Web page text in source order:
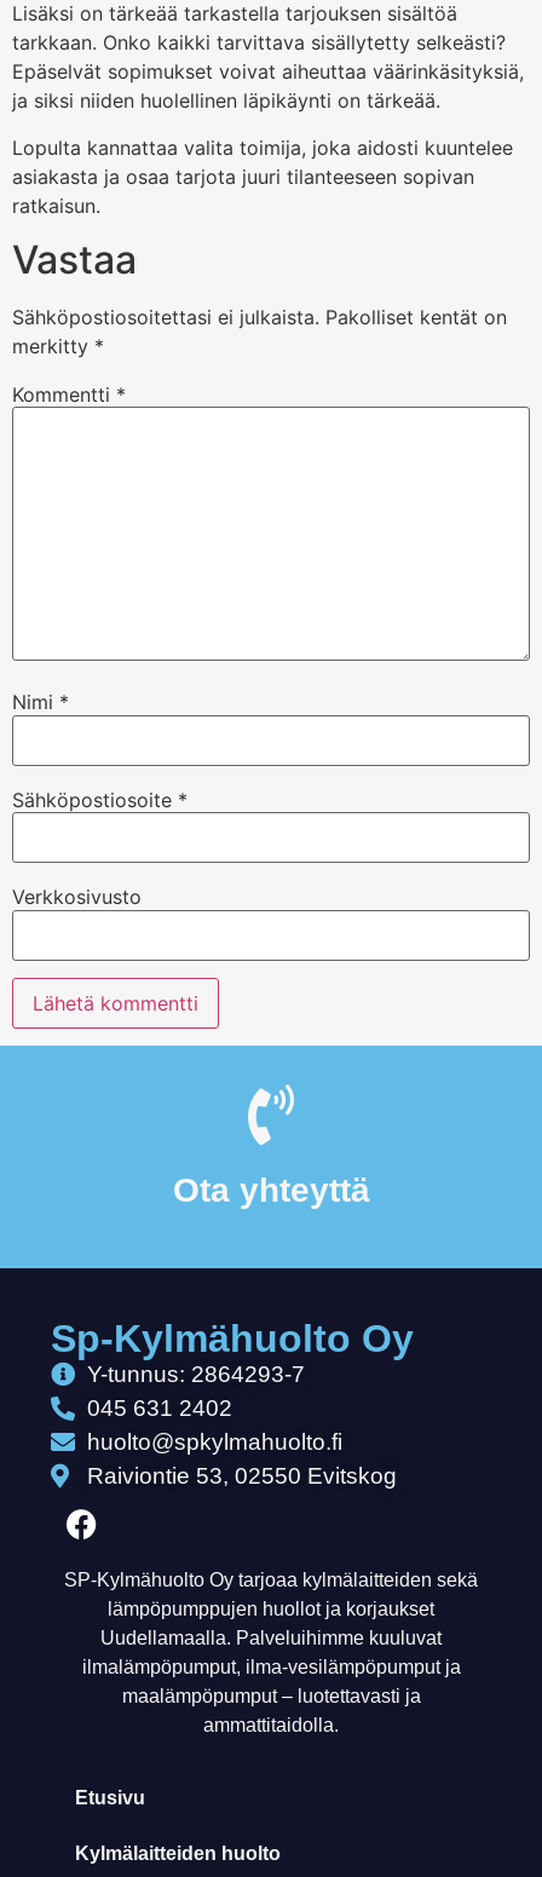
Lisäksi on tärkeää tarkastella tarjouksen sisältöä
tarkkaan. Onko kaikki tarvittava sisällytetty selkeästi?
Epäselvät sopimukset voivat aiheuttaa väärinkäsityksiä,
ja siksi niiden huolellinen läpikäynti on tärkeää.
Lopulta kannattaa valita toimija, joka aidosti kuuntelee
asiakasta ja osaa tarjota juuri tilanteeseen sopivan
ratkaisun.
Vastaa
Sähköpostiosoitettasi ei julkaista. Pakolliset kentät on
merkitty *
Kommentti *
Nimi *
Sähköpostiosoite *
Verkkosivusto
Ota yhteyttä
Sp-Kylmähuolto Oy
Y-tunnus: 2864293-7
045 631 2402
huolto@spkylmahuolto.fi
Raiviontie 53, 02550 Evitskog
SP-Kylmähuolto Oy tarjoaa kylmälaitteiden sekä
lämpöpumppujen huollot ja korjaukset
Uudellamaalla. Palveluihimme kuuluvat
ilmalämpöpumput, ilma-vesilämpöpumput ja
maalämpöpumput – luotettavasti ja
ammattitaidolla.
Etusivu
Kylmälaitteiden huolto